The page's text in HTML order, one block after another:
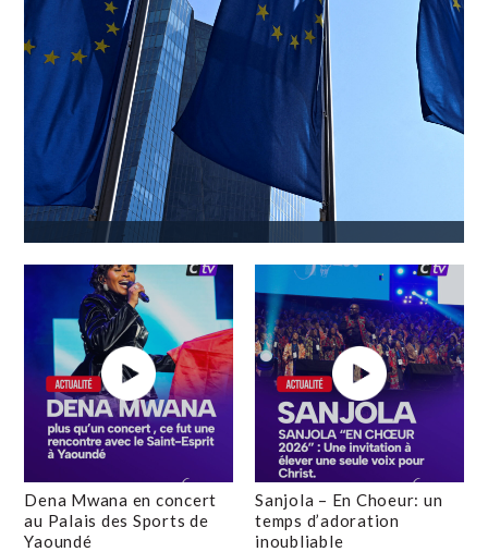
Dena Mwana en concert
au Palais des Sports de
Yaoundé
Sanjola – En Choeur: un
temps d’adoration
inoubliable